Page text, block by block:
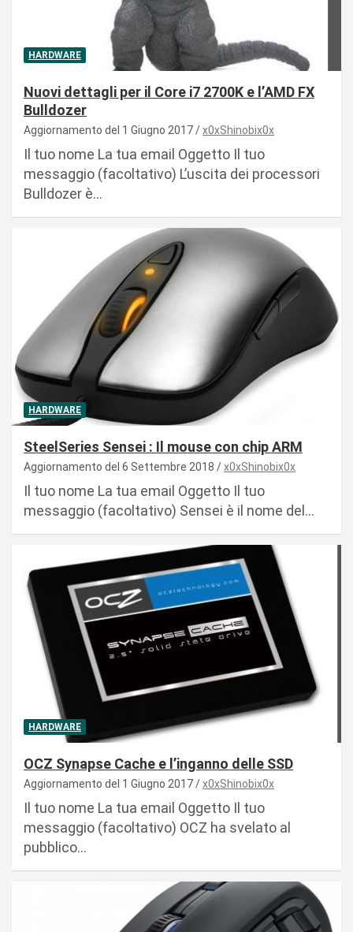
HARDWARE
Nuovi dettagli per il Core i7 2700K e l’AMD FX
Bulldozer
Aggiornamento del 1 Giugno 2017 x0xShinobix0x
Il tuo nome La tua email Oggetto Il tuo
messaggio (facoltativo) L’uscita dei processori
Bulldozer è…
HARDWARE
SteelSeries Sensei : Il mouse con chip ARM
Aggiornamento del 6 Settembre 2018 x0xShinobix0x
Il tuo nome La tua email Oggetto Il tuo
messaggio (facoltativo) Sensei è il nome del…
HARDWARE
OCZ Synapse Cache e l’inganno delle SSD
Aggiornamento del 1 Giugno 2017 x0xShinobix0x
Il tuo nome La tua email Oggetto Il tuo
messaggio (facoltativo) OCZ ha svelato al
pubblico…